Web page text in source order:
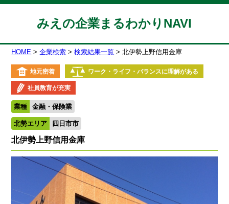
みえの企業まるわかりNAVI
HOME 企業検索 検索結果一覧 北伊勢上野信用金庫
地元密着 ワーク・ライフ・バランスに理解がある
社員教育が充実
業種 金融・保険業
北勢エリア 四日市市
北伊勢上野信用金庫